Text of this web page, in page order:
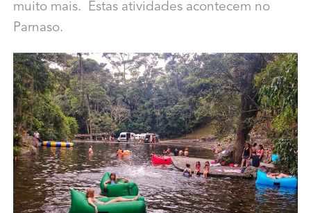
muito mais. Estas atividades acontecem no
Parnaso.